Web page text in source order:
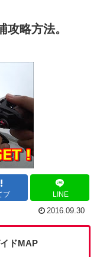
略方法。
ブ LINE
2016.09.30
ドMAP